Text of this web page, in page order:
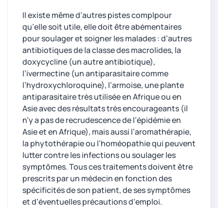
Il existe même d’autres pistes complpour
qu’elle soit utile, elle doit être abémentaires
pour soulager et soigner les malades : d’autres
antibiotiques de la classe des macrolides, la
doxycycline (un autre antibiotique),
l’ivermectine (un antiparasitaire comme
l’hydroxychloroquine), l’armoise, une plante
antiparasitaire très utilisée en Afrique ou en
Asie avec des résultats très encourageants (il
n’y a pas de recrudescence de l’épidémie en
Asie et en Afrique), mais aussi l’aromathérapie,
la phytothérapie ou l’homéopathie qui peuvent
lutter contre les infections ou soulager les
symptômes. Tous ces traitements doivent être
prescrits par un médecin en fonction des
spécificités de son patient, de ses symptômes
et d’éventuelles précautions d’emploi.